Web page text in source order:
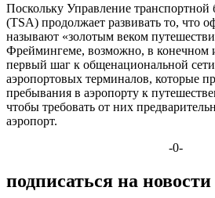
Поскольку Управление
(TSA) продолжает развивать то, что
называют «золотым веком
Фреймингеме, возможно, в конечном
первый шаг к общенациональной
аэропортовых терминалов, которые
пребывания в аэропорту к
чтобы требовать от них
аэропорт.
-0-
подписаться на новости